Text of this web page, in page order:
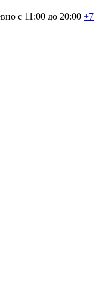
с 11:00 до 20:00 +7